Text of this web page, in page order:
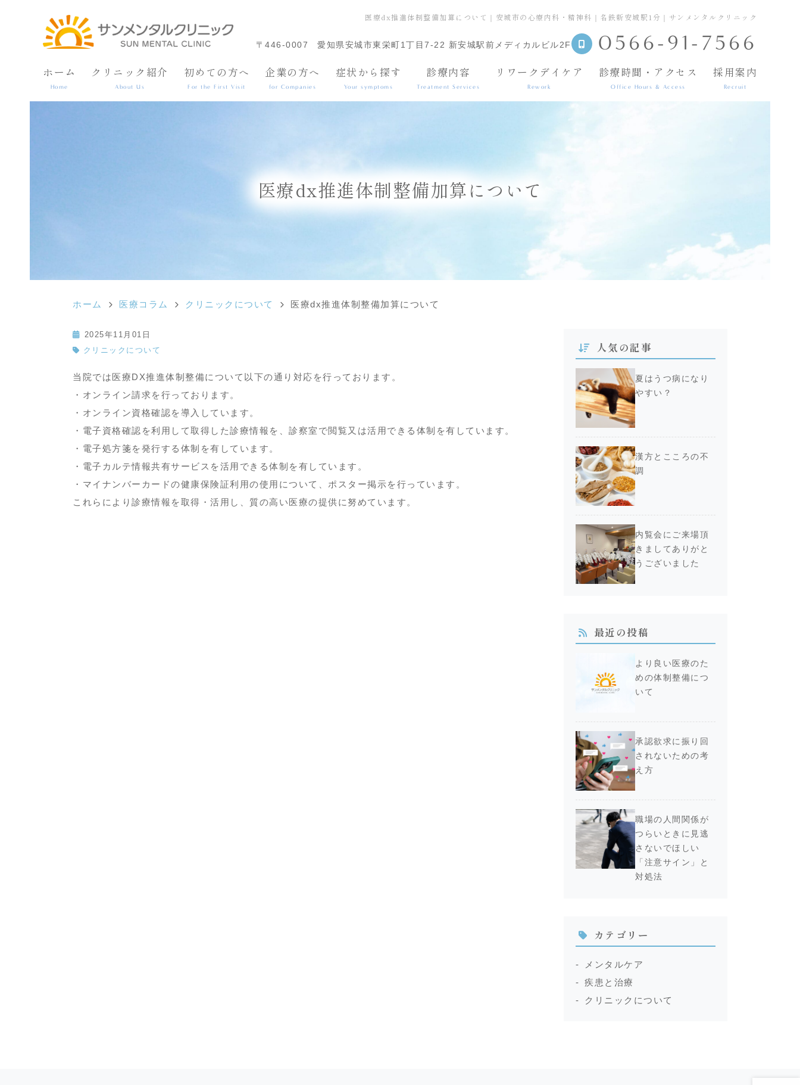
医療dx推進体制整備加算について｜安城市の心療内科・精神科｜名鉄新安城駅1分｜サンメンタルクリニック
〒446-0007 愛知県安城市東栄町1丁目7-22 新安城駅前メディカルビル2F 0566-91-7566
ホーム
Home
クリニック紹介
About Us
初めての方へ
For the First Visit
企業の方へ
for Companies
症状から探す
Your symptoms
診療内容
Treatment Services
リワークデイケア
Rework
診療時間・アクセス
Office Hours & Access
採用案内
Recruit
医療dx推進体制整備加算について
ホーム 医療コラム クリニックについて 医療dx推進体制整備加算について
2025年11月01日
クリニックについて
当院では医療DX推進体制整備について以下の通り対応を行っております。
・オンライン請求を行っております。
・オンライン資格確認を導入しています。
・電子資格確認を利用して取得した診療情報を、診察室で閲覧又は活用できる体制を有しています。
・電子処方箋を発行する体制を有しています。
・電子カルテ情報共有サービスを活用できる体制を有しています。
・マイナンバーカードの健康保険証利用の使用について、ポスター掲示を行っています。
これらにより診療情報を取得・活用し、質の高い医療の提供に努めています。
人気の記事
夏はうつ病になり
やすい？
漢方とこころの不
調
内覧会にご来場頂
きましてありがと
うございました
最近の投稿
より良い医療のた
めの体制整備につ
いて
承認欲求に振り回
されないための考
え方
職場の人間関係が
つらいときに見逃
さないでほしい
「注意サイン」と
対処法
カテゴリー
メンタルケア
疾患と治療
クリニックについて